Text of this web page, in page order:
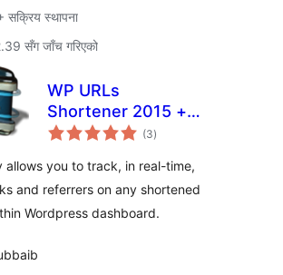
सक्रिय स्थापना
सँग जाँच गरिएको
WP URLs
Shortener 2015 +
Social icons +
(3कुल
रेटिङ्गहरू
)
allows you to track, in real-time,
and referrers on any shortened
Wordpress dashboard.